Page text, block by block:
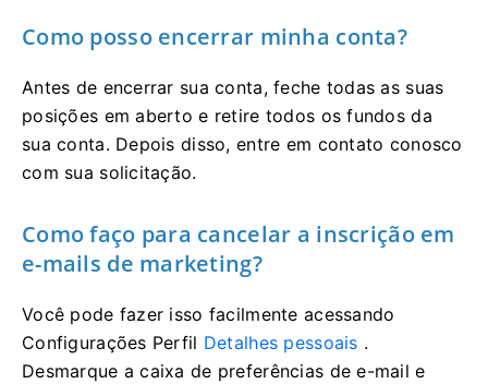
Como posso encerrar minha conta?
Antes de encerrar sua conta, feche todas as suas
posições em aberto e retire todos os fundos da
sua conta. Depois disso, entre em contato conosco
com sua solicitação.
Como faço para cancelar a inscrição em
e-mails de marketing?
Você pode fazer isso facilmente acessando
Configurações Perfil Detalhes pessoais .
Desmarque a caixa de preferências de e-mail e